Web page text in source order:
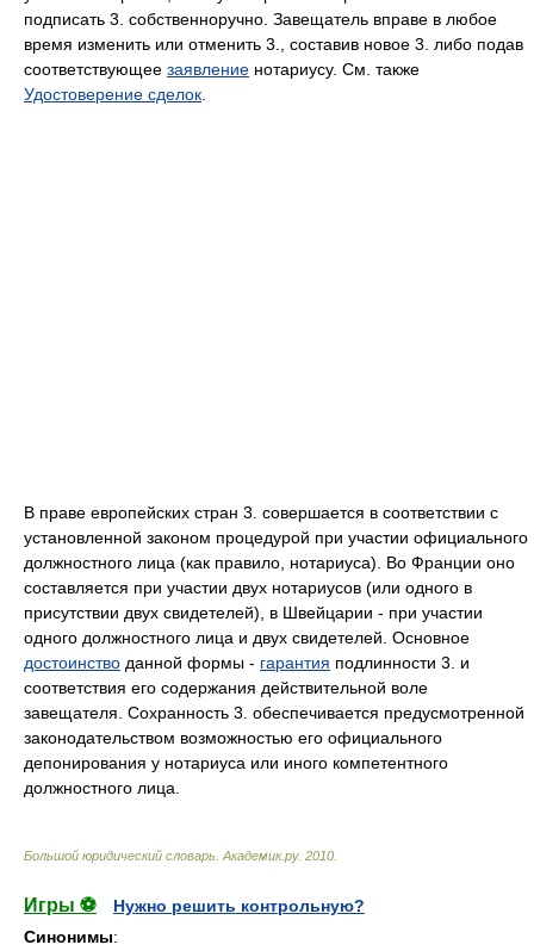
подписать 3. собственноручно. Завещатель вправе в любое
время изменить или отменить 3., составив новое 3. либо подав
соответствующее заявление нотариусу. См. также
Удостоверение сделок
В праве европейских стран 3. совершается в соответствии с
установленной законом процедурой при участии официального
должностного лица (как правило, нотариуса). Во Франции оно
составляется при участии двух нотариусов (или одного в
присутствии двух свидетелей), в Швейцарии - при участии
одного должностного лица и двух свидетелей. Основное
достоинство данной формы - гарантия подлинности 3. и
соответствия его содержания действительной воле
завещателя. Сохранность 3. обеспечивается предусмотренной
законодательством возможностью его официального
депонирования у нотариуса или иного компетентного
должностного лица.
Большой юридический словарь Академик.ру. 2010
Игры ⚽
Нужно решить контрольную?
Синонимы: